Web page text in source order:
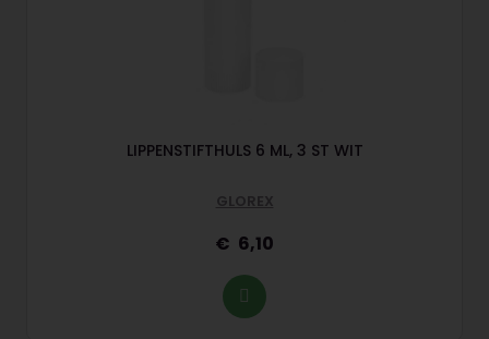
LIPPENSTIFTHULS 6 ML, 3 ST WIT
GLOREX
6,10